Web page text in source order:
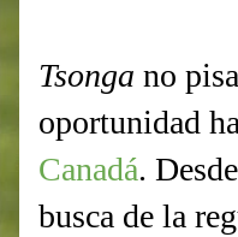
Tsonga no
oportunidad
Canadá.
busca de la